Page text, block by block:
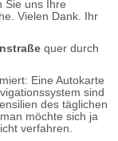
Sie uns Ihre
Vielen Dank. Ihr
quer durch
Eine Autokarte
sind
des täglichen
möchte sich ja
verfahren.